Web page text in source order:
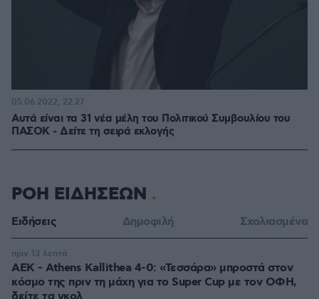
Αυτά είναι τα 31 νέα μέλη του Πολιτικού Συμβουλίου του
ΠΑΣΟΚ - Δείτε τη σειρά εκλογής
05.06.2022, 22:27
ΡΟΗ ΕΙΔΗΣΕΩΝ
Ειδήσεις Δημοφιλή Σχολιασμένα
ΑΕΚ - Athens Kallithea 4-0: «Τεσσάρα» μπροστά στον
κόσμο της πριν τη μάχη για το Super Cup με τον ΟΦΗ,
πριν 13 λεπτά